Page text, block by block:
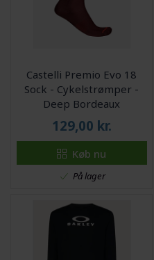
Castelli Premio Evo 18
Sock - Cykelstrømper -
Deep Bordeaux
129,00 kr.
Køb nu
På lager